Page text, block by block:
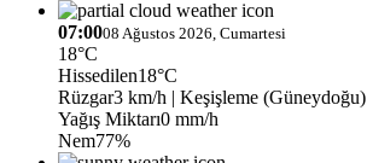
07:0008 Ağustos 2026, Cumartesi
18°C
Hissedilen18°C
Rüzgar3 km/h | Keşişleme (Güneydoğu)
Yağış Miktarı0 mm/h
Nem77%